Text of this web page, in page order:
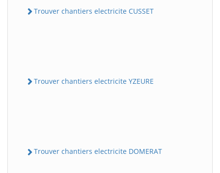
Trouver chantiers electricite CUSSET
Trouver chantiers electricite YZEURE
Trouver chantiers electricite DOMERAT